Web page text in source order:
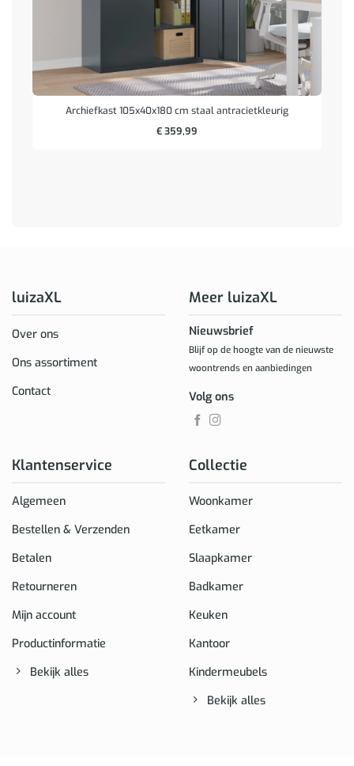
Archiefkast 105x40x180 cm staal antracietkleurig
€359,99
luizaXL
Over ons
Ons assortiment
Contact
Klantenservice
Algemeen
Bestellen & Verzenden
Betalen
Retourneren
Mijn account
Productinformatie
Bekijk alles
Collectie
Woonkamer
Eetkamer
Slaapkamer
Badkamer
Keuken
Kantoor
Kindermeubels
Bekijk alles
Meer luizaXL
Nieuwsbrief
Blijf op de hoogte van de nieuwste
woontrends en aanbiedingen
Volg ons